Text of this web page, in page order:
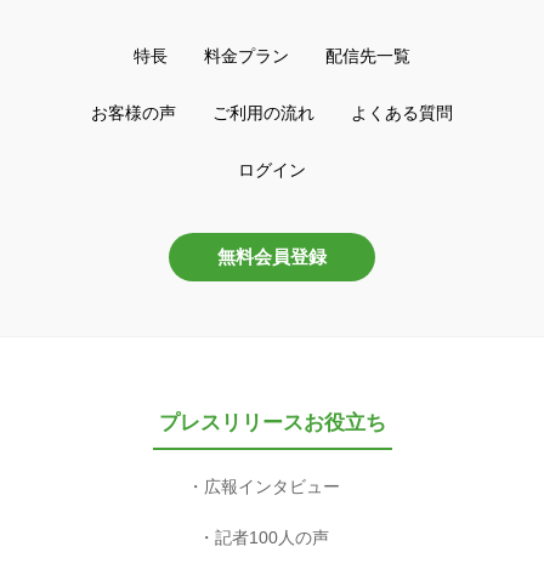
特長 料金プラン 配信先一覧
お客様の声 ご利用の流れ よくある質問
ログイン
無料会員登録
プレスリリースお役立ち
広報インタビュー
記者100人の声